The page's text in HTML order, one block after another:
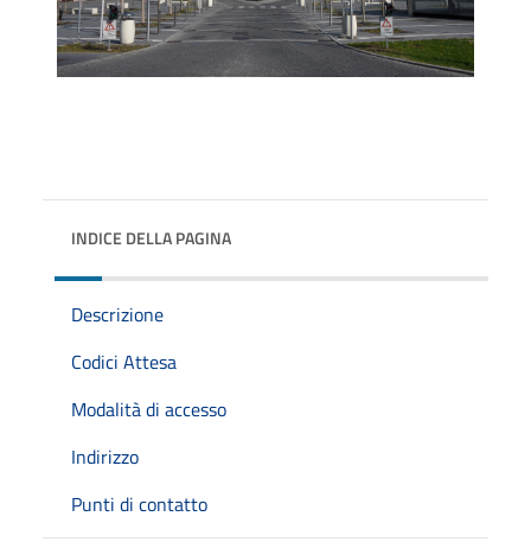
INDICE DELLA PAGINA
Descrizione
Codici Attesa
Modalità di accesso
Indirizzo
Punti di contatto